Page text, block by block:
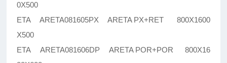
0X500
ETA ARETA081605PX ARETA PX+RET 800X1600
X500
ETA ARETA081606DP ARETA POR+POR 800X16